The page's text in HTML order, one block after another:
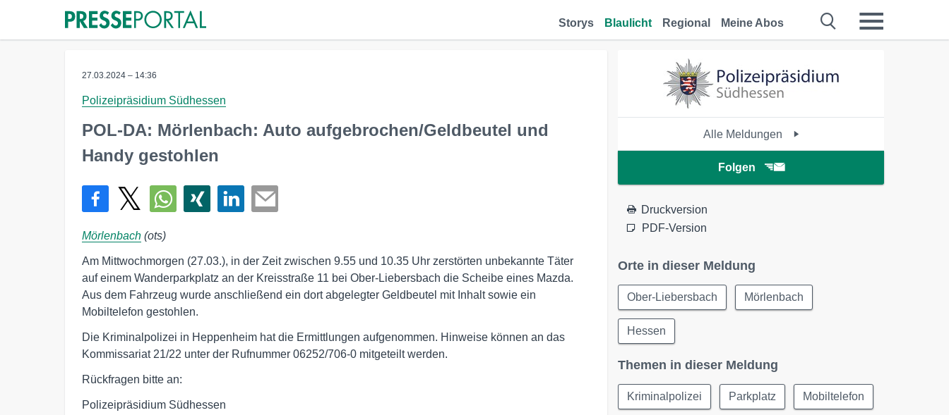
Storys Blaulicht Regional Meine Abos
27.03.2024 – 14:36
Polizeipräsidium Südhessen
POL-DA: Mörlenbach: Auto aufgebrochen/Geldbeutel und
Handy gestohlen
Mörlenbach (ots)
Am Mittwochmorgen (27.03.), in der Zeit zwischen 9.55 und 10.35 Uhr zerstörten unbekannte Täter
auf einem Wanderparkplatz an der Kreisstraße 11 bei Ober-Liebersbach die Scheibe eines Mazda.
Aus dem Fahrzeug wurde anschließend ein dort abgelegter Geldbeutel mit Inhalt sowie ein
Mobiltelefon gestohlen.
Die Kriminalpolizei in Heppenheim hat die Ermittlungen aufgenommen. Hinweise können an das
Kommissariat 21/22 unter der Rufnummer 06252/706-0 mitgeteilt werden.
Rückfragen bitte an:
Polizeipräsidium Südhessen
Alle Meldungen
Folgen
Druckversion
PDF-Version
Orte in dieser Meldung
Ober-Liebersbach Mörlenbach
Hessen
Themen in dieser Meldung
Kriminalpolizei Parkplatz Mobiltelefon